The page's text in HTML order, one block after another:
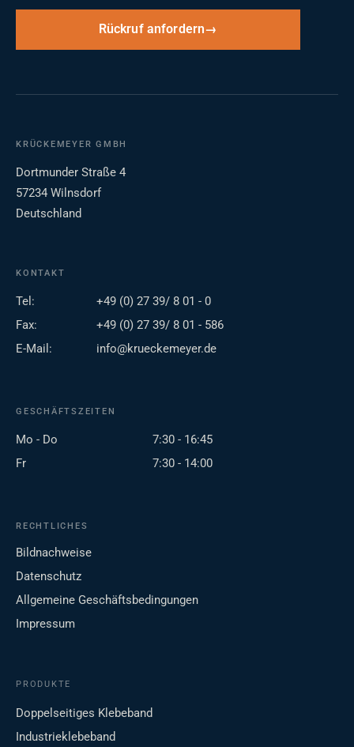
Rückruf anfordern
KRÜCKEMEYER GMBH
Dortmunder Straße 4
57234 Wilnsdorf
Deutschland
KONTAKT
Tel:
+49 (0) 27 39/ 8 01 - 0
Fax:
+49 (0) 27 39/ 8 01 - 586
E-Mail:
info@krueckemeyer.de
GESCHÄFTSZEITEN
Mo - Do
7:30 - 16:45
Fr
7:30 - 14:00
RECHTLICHES
Bildnachweise
Datenschutz
Allgemeine Geschäftsbedingungen
Impressum
PRODUKTE
Doppelseitiges Klebeband
Industrieklebeband